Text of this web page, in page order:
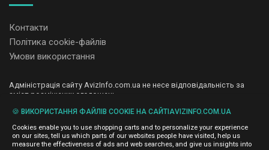
Контакти
Політика cookie-файлів
Умови використання
Адміністрація сайту AvizInfo.com.ua не несе відповідальність за
зміст розміщених оголошень.
і не продаємо особисту інформацію зареєстрованих користувачів
AvizInfo.com.ua третім особам. Ми не відповідаємо за правила
конфіденційності сайтів на які посилається AvizInfo.com.ua. На
деяких сторінках нашого сайту представлена реклама Google
🍪 ВИКОРИСТАННЯ ФАЙЛІВ COOKIE НА САЙТІAVIZINFO.COM.UA
Cookies enable you to use shopping carts and to personalize your experience
on our sites, tell us which parts of our websites people have visited, help us
measure the effectiveness of ads and web searches, and give us insights into